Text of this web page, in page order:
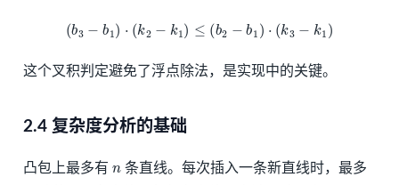
3 −b 1)⋅( −k 1 )≤( b2 1) ( 3−
这个叉积判定避免了浮点除法，是实现中的关键。
2.4 复杂度分析的基础
凸包上最多有
条直线。每次插入一条新直线时，最多